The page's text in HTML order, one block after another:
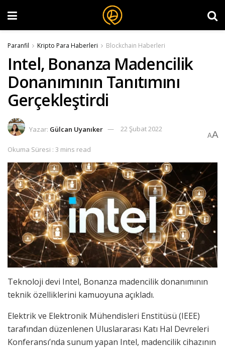
Paranfil Kripto Para Haberleri Blockchain Haberleri
Intel, Bonanza Madencilik
Donanımının Tanıtımını
Gerçekleştirdi
Yazar: Gülcan Uyanıker 22 Şubat 2022
Okuma Süresi : 3 mins read
AA
Teknoloji devi Intel, Bonanza madencilik donanımının
teknik özelliklerini kamuoyuna açıkladı.
Elektrik ve Elektronik Mühendisleri Enstitüsü (IEEE)
tarafından düzenlenen Uluslararası Katı Hal Devreleri
Konferansı’nda sunum yapan Intel, madencilik cihazının